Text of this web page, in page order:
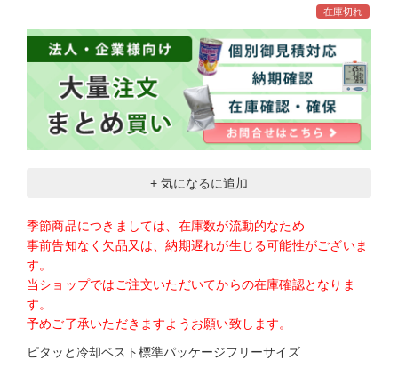
在庫切れ
+ 気になるに追加
季節商品につきましては、在庫数が流動的なため
事前告知なく欠品又は、納期遅れが生じる可能性がございま
す。
当ショップではご注文いただいてからの在庫確認となりま
す。
予めご了承いただきますようお願い致します。
ピタッと冷却ベスト標準パッケージフリーサイズ